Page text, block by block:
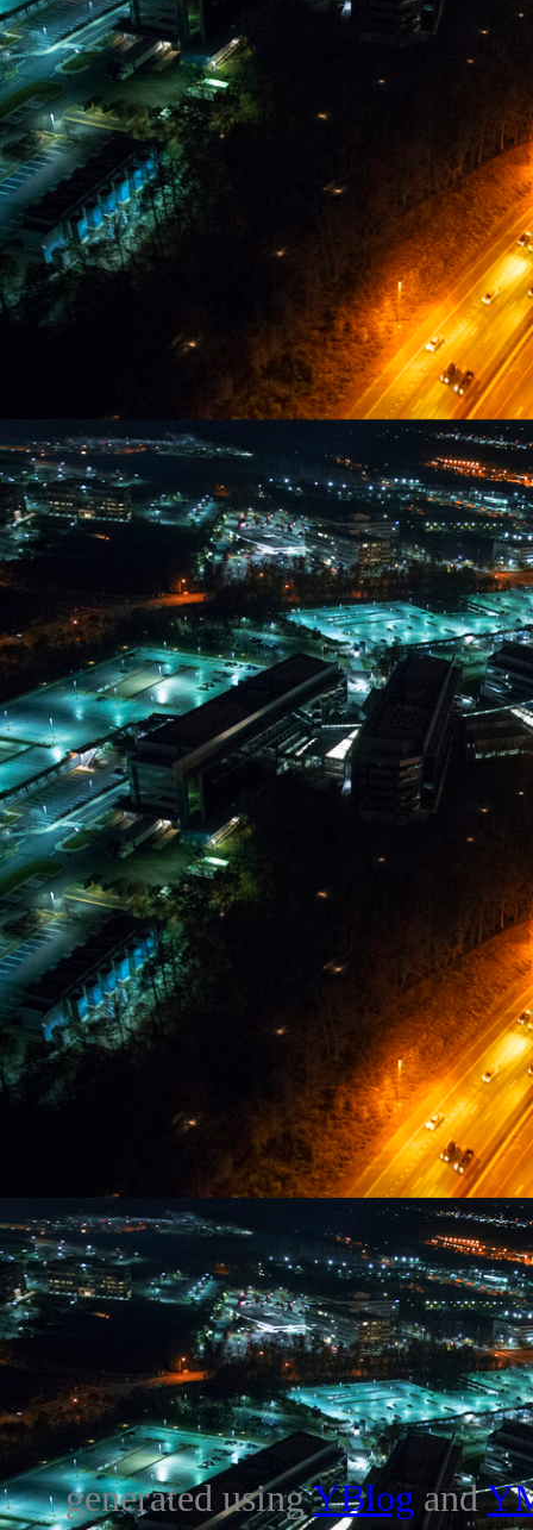
generated usingYBlog and